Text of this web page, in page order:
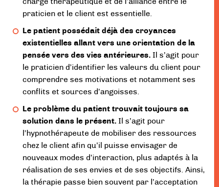
charge thérapeutique et de l’alliance entre le
praticien et le client est essentielle.
Le patient possédait déjà des croyances
existentielles allant vers une orientation de la
pensée vers des vies antérieures. Il s’agit pour
le praticien d’identifier les valeurs du client pour
comprendre ses motivations et notamment ses
conflits et sources d’angoisses.
Le problème du patient trouvait toujours sa
solution dans le présent.Il s’agit pour
l’hypnothérapeute de mobiliser des ressources
chez le client afin qu’il puisse envisager de
nouveaux modes d’interaction, plus adaptés à la
réalisation de ses envies et de ses objectifs. Ainsi,
la thérapie passe bien souvent par l’acceptation